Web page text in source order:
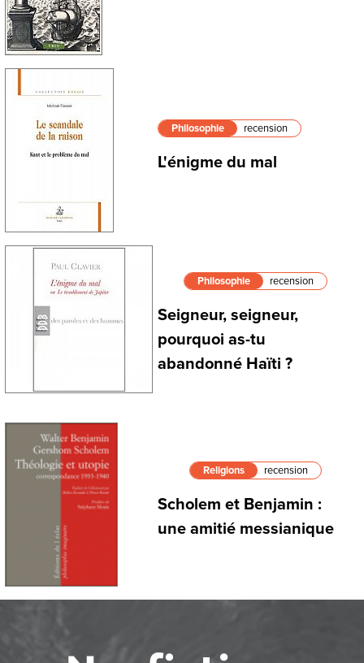
Philosophie recension
L'énigme du mal
Philosophie recension
Seigneur, seigneur,
pourquoi as-tu
abandonné Haïti ?
Religions recension
Scholem et Benjamin :
une amitié messianique